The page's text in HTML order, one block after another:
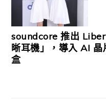
soundcore 推出
晰耳機」，導入 AI
盒